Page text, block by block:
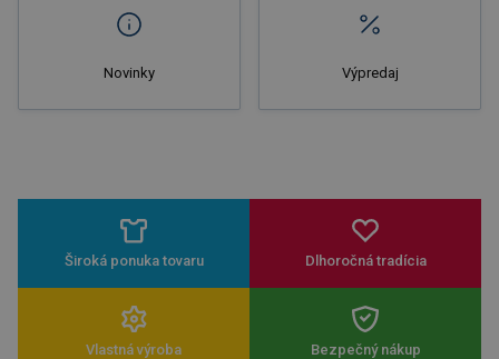
Novinky Výpredaj
Široká ponuka tovaru Dlhoročná tradícia
Vlastná výroba Bezpečný nákup